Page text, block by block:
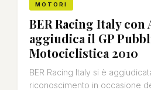
MOTORI
BER Racing Italy con
aggiudica il GP
Motociclistica 2010
BER Racing Italy si è
riconoscimento in occasione